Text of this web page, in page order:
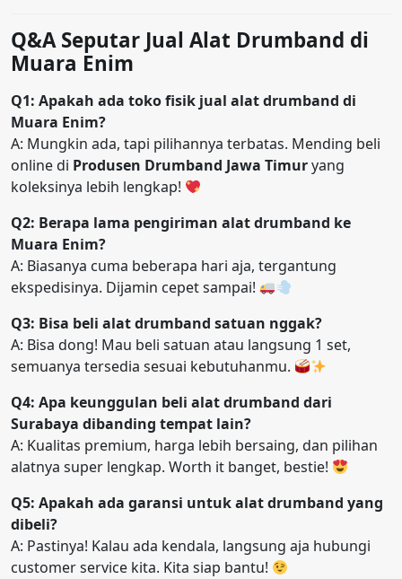
Q&A Seputar Jual Alat Drumband di
Muara Enim
Q1: Apakah ada toko fisik jual alat drumband di
Muara Enim?
A: Mungkin ada, tapi pilihannya terbatas. Mending beli
online di Produsen Drumband Jawa Timuryang
koleksinya lebih lengkap!
Q2: Berapa lama pengiriman alat drumband ke
Muara Enim?
A: Biasanya cuma beberapa hari aja, tergantung
ekspedisinya. Dijamin cepet sampai!
Q3: Bisa beli alat drumband satuan nggak?
A: Bisa dong! Mau beli satuan atau langsung 1 set,
semuanya tersedia sesuai kebutuhanmu.
Q4: Apa keunggulan beli alat drumband dari
Surabaya dibanding tempat lain?
A: Kualitas premium, harga lebih bersaing, dan pilihan
alatnya super lengkap. Worth it banget, bestie!
Q5: Apakah ada garansi untuk alat drumband yang
dibeli?
A: Pastinya! Kalau ada kendala, langsung aja hubungi
customer service kita. Kita siap bantu!